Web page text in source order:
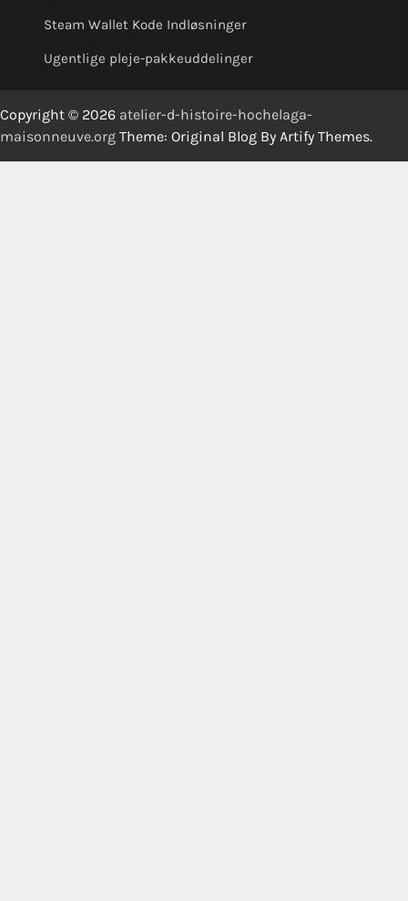
Steam Wallet Kode Indløsninger
Ugentlige pleje-pakkeuddelinger
Copyright © 2026 atelier-d-histoire-hochelaga-
maisonneuve.org Theme: Original Blog By Artify Themes.